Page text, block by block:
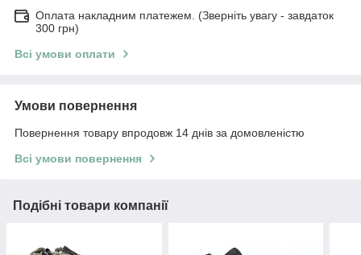
Оплата накладним платежем. (Зверніть увагу - завдаток
300 грн)
Всі умови оплати
Умови повернення
Повернення товару впродовж 14 днів за домовленістю
Всі умови повернення
Подібні товари компанії